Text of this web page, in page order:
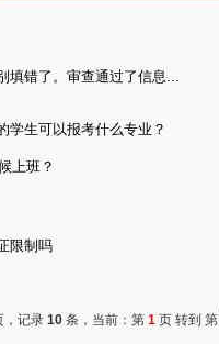
填错了。审查通过了信息...
学生可以报考什么专业？
上班？
限制吗
，记录 10 条，当前：第 1 页 转到 第